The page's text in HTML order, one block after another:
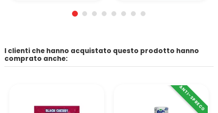
I clienti che hanno acquistato questo prodotto hanno
comprato anche:
ANTI-SPRECO